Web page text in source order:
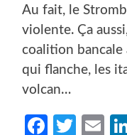
Au fait, le
violente. Ça
coalition
qui flanche, les
volcan…